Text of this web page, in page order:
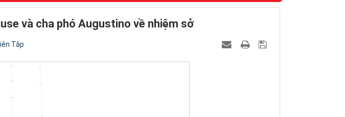
và cha phó Augustino về nhiệm sở
Tập